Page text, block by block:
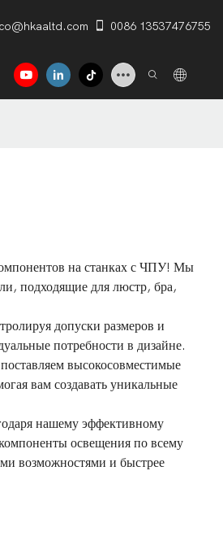
0086 13537476755
Контакт
на станках с ЧПУ! Мы
подходящие для люстр, бра,
допуски размеров и
потребности в дизайне.
высокосовместимые
вам создавать уникальные
нашему эффективному
освещения по всему
возможностями и быстрее